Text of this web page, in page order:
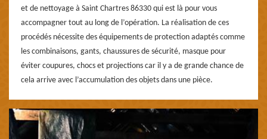
et de nettoyage à Saint Chartres 86330 qui est là pour vous
accompagner tout au long de l’opération. La réalisation de ces
procédés nécessite des équipements de protection adaptés comme
les combinaisons, gants, chaussures de sécurité, masque pour
éviter coupures, chocs et projections car il y a de grande chance de
cela arrive avec l’accumulation des objets dans une pièce.